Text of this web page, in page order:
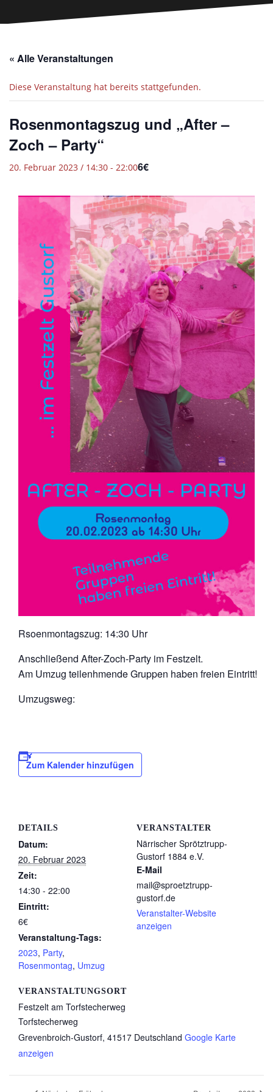
« Alle Veranstaltungen
Diese Veranstaltung hat bereits stattgefunden.
Rosenmontagszug und „After –
Zoch – Party“
20. Februar 2023 / 14:30 - 22:006€
Rsoenmontagszug: 14:30 Uhr
Anschließend After-Zoch-Party im Festzelt.
Am Umzug teilenhmende Gruppen haben freien Eintritt!
Umzugsweg:
Zum Kalender hinzufügen
DETAILS
Datum:
20. Februar 2023
Zeit:
14:30 - 22:00
Eintritt:
6€
Veranstaltung-Tags:
2023, Party,
Rosenmontag, Umzug
VERANSTALTUNGSORT
Festzelt am Torfstecherweg
Torfstecherweg
Grevenbroich-Gustorf, 41517 Deutschland Google Karte
anzeigen
VERANSTALTER
Närrischer Sprötztrupp-
Gustorf 1884 e.V.
E-Mail
mail@sproetztrupp-
gustorf.de
Veranstalter-Website
anzeigen